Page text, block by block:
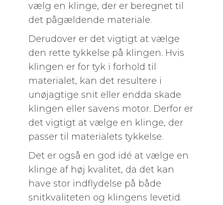
vælg en klinge, der er beregnet til
det pågældende materiale.
Derudover er det vigtigt at vælge
den rette tykkelse på klingen. Hvis
klingen er for tyk i forhold til
materialet, kan det resultere i
unøjagtige snit eller endda skade
klingen eller savens motor. Derfor er
det vigtigt at vælge en klinge, der
passer til materialets tykkelse.
Det er også en god idé at vælge en
klinge af høj kvalitet, da det kan
have stor indflydelse på både
snitkvaliteten og klingens levetid.